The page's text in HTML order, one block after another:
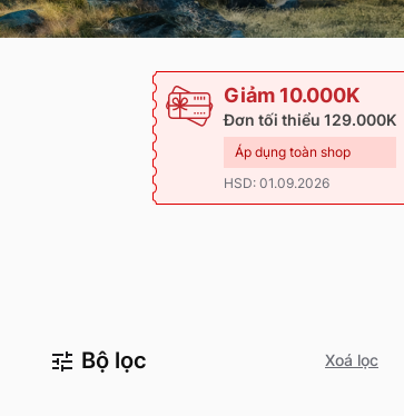
Giảm 10.000K
Đơn tối thiểu 129.000K
Áp dụng toàn shop
HSD: 01.09.2026
Bộ lọc Xoá lọc